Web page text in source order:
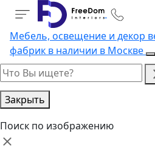
Мебель, освещение и декор
фабрик в наличии в Москве
Закрыть
Поиск по изображению